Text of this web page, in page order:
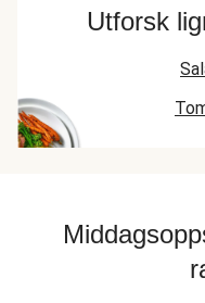
Utforsk